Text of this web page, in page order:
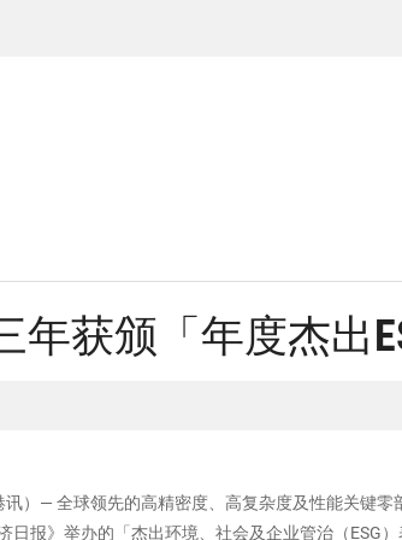
年获颁「年度杰出
讯）― 全球领先的高精密度、高复杂度及性能关键零
日报》举办的「杰出环境、社会及企业管治（ESG